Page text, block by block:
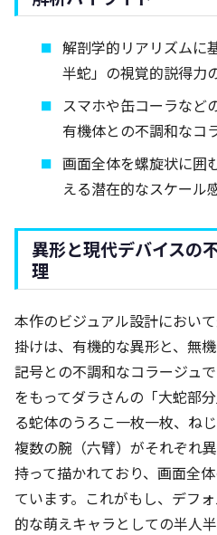
解剖学的リアリズムに
半蛇」の視覚的説得力
スマホや缶コーラなど
有機体との不調和なコ
画面全体を螺旋状に囲
える潜在的なスケール
異形と現代デバイスの
理
本作のビジュアル設計におい
掛けは、有機的な異形と、無
記号との不調和なコラージュ
をもってダラさんの「大蛇部
る蛇体のうろこ一枚一枚、ね
複数の腕（六臂）がそれぞれ
持って描かれており、画面全
ています。これがもし、デフ
的な萌えキャラとしての半人